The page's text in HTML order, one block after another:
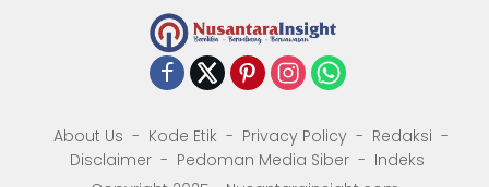
About Us Kode Etik Privacy Policy
Redaksi
Disclaimer
Pedoman Media Siber
Indeks